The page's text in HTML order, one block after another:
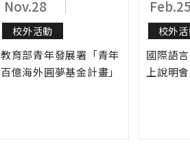
Nov.28
校外活動
教育部青年發展署「青年
百億海外圓夢基金計畫」
Feb.25
校外
國際語
上說明會